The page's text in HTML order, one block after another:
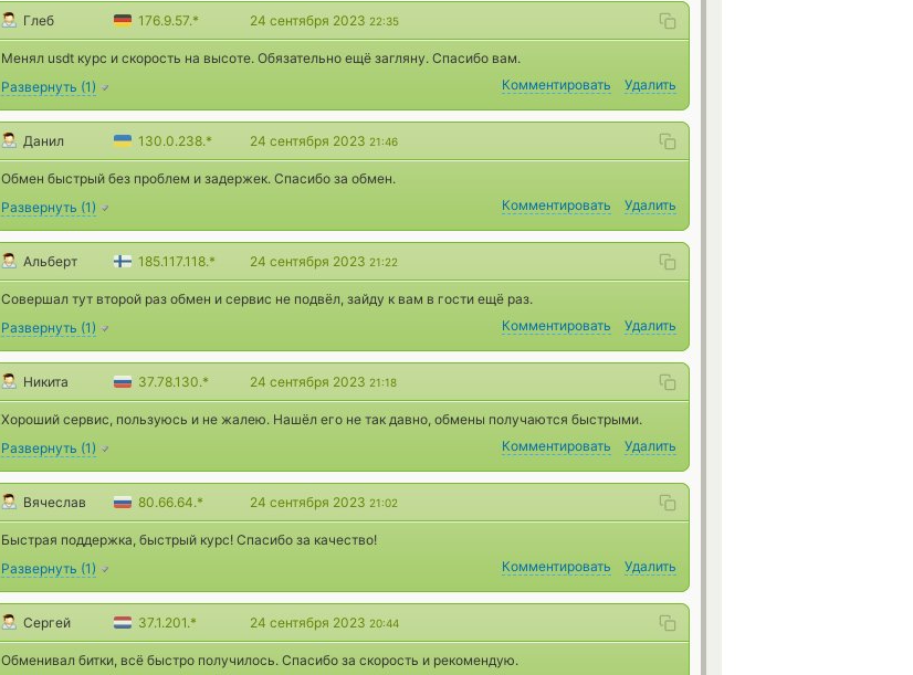
Глеб 176.9.57.* 24 сентября 2023 22:35
Менял usdt курс и скорость на высоте. Обязательно ещё загляну. Спасибо вам.
Развернуть (1) Комментировать Удалить
Данил 130.0.238.* 24 сентября 2023 21:46
Обмен быстрый без проблем и задержек. Спасибо за обмен.
Развернуть (1) Комментировать Удалить
Альберт 185.117.118.* 24 сентября 2023 21:22
Совершал тут второй раз обмен и сервис не подвёл, зайду к вам в гости ещё раз.
Развернуть (1) Комментировать Удалить
Никита 37.78.130.* 24 сентября 2023 21:18
Хороший сервис, пользуюсь и не жалею. Нашёл его не так давно, обмены получаются быстрыми.
Развернуть (1) Комментировать Удалить
Вячеслав 80.66.64.* 24 сентября 2023 21:02
Быстрая поддержка, быстрый курс! Спасибо за качество!
Развернуть (1) Комментировать Удалить
Сергей 37.1.201.* 24 сентября 2023 20:44
Обменивал битки, всё быстро получилось. Спасибо за скорость и рекомендую.